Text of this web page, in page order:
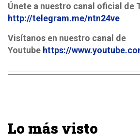
Únete a nuestro canal oficial de
http://telegram.me/ntn24ve
Visítanos en nuestro canal de
Youtube https://
Lo más visto